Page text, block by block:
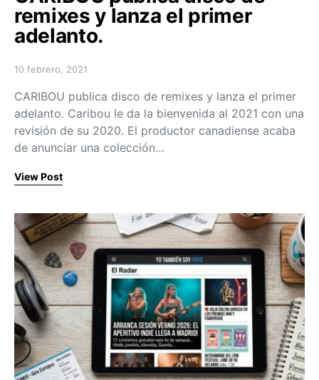
remixes y lanza el primer
adelanto.
Posted on
10 febrero, 2021
CARIBOU publica disco de remixes y lanza el primer
adelanto. Caribou le da la bienvenida al 2021 con una
revisión de su 2020. El productor canadiense acaba
de anunciar una colección…
View Post